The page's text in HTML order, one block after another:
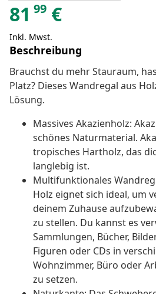
81 99 €
Inkl. Mwst.
Beschreibung
Brauchst du mehr Stauraum,
Platz? Dieses Wandregal aus
Lösung.
Massives Akazienholz:
schönes Naturmaterial.
tropisches Hartholz, das
langlebig ist.
Multifunktionales
Holz eignet sich ideal, um
deinem Zuhause
zu stellen. Du kannst es
Sammlungen, Bücher,
Figuren oder CDs in
Wohnzimmer, Büro oder
zu setzen.